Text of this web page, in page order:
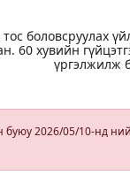
боловсруулах
60 хувийн
үргэлжилж
буюу 2026/05/10-нд